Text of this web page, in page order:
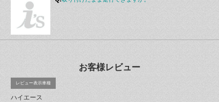
お客様レビュー
レビュー表示車種
ハイエース